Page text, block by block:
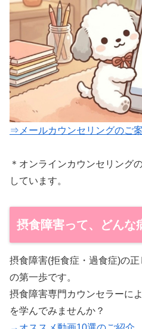
⇒メールカウンセリングのご
＊オンラインカウンセリング
しています。
摂食障害って、どんな
摂食障害(拒食症・過食症)の
の第一歩です。
摂食障害専門カウンセラーに
を学んでみませんか？